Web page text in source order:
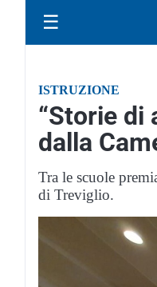
☰
ISTRUZIONE
“Storie di
dalla
Tra le scuole
di Treviglio.